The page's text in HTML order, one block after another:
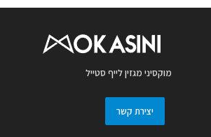
מוקסיני מגזין לייף סטייל
יצירת קשר